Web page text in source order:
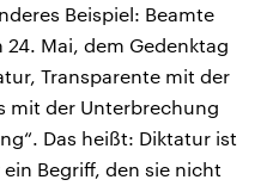
Beispiel: Beamte
Mai, dem Gedenktag
Transparente mit der
mit der Unterbrechung
Das heißt: Diktatur ist
Begriff, den sie nicht